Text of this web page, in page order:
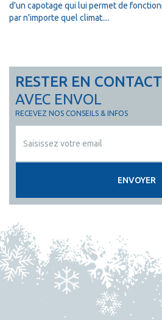
d'un capotage qui lui permet de
par n'importe quel climat....
RESTER EN CONTACT
AVEC ENVOL
RECEVEZ NOS CONSEILS & INFOS
ENVOYER